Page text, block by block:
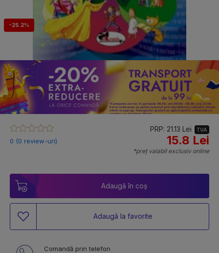
-25.2%
0 (0 review-uri)
PRP: 21.13 Lei TVA
15.8 Lei
*preț valabil exclusiv online
Adaugă în coș
Adaugă la favorite
Comandă prin telefon